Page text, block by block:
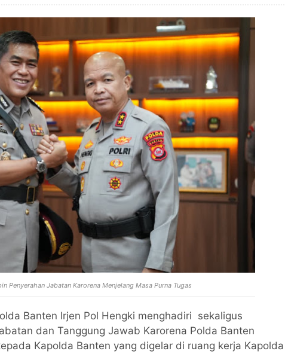
Penyerahan Jabatan Karorena Menjelang Masa Purna Tugas
Banten Irjen Pol Hengki menghadiri sekaligus
dan Tanggung Jawab Karorena Polda Banten
Kapolda Banten yang digelar di ruang kerja Kapolda